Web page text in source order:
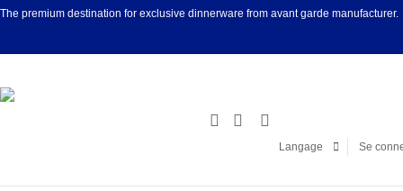
The premium destination for exclusive dinnerware from avant garde manufacturer.
Langage Se